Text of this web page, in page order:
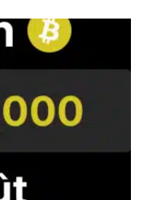
que les